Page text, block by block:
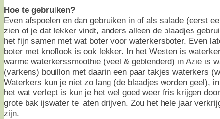
Hoe te gebruiken?
Even afspoelen en dan gebruiken in of als salade (eerst
zien of je dat lekker vindt, anders alleen de blaadjes
het fijn samen met wat boter voor waterkersboter. Even
boter met knoflook is ook lekker. In het Westen is
warme waterkerssmoothie (veel & geblenderd) in Azie is
(varkens) bouillon met daarin een paar takjes waterkers
Waterkers kun je niet zo lang (de blaadjes worden geel),
het wat verlept is kun je het wel goed weer fris krijgen
grote bak ijswater te laten drijven. Zou het hele jaar
zijn.